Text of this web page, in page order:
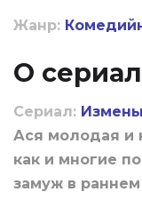
Жанр:
О
Сериал:
Ася молодая и
как и многие
замуж в